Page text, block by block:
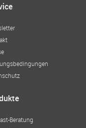
Beratung